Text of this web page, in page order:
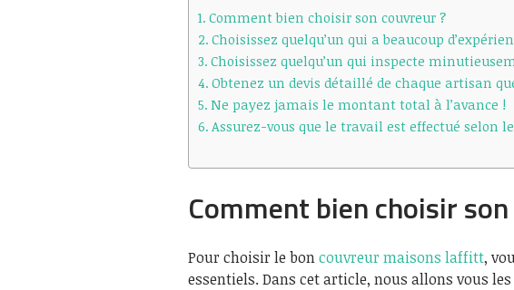
Comment bien choisir son couvreur ?
Choisissez quelqu’un qui a beaucoup
Choisissez quelqu’un qui inspecte
Obtenez un devis détaillé de chaque artisan
Ne payez jamais le montant total à l’avance !
Assurez-vous que le travail est effectué selon
Comment bien choisir
Pour choisir le boncouvreur maisons laffitt,
essentiels. Dans cet article, nous allons vous